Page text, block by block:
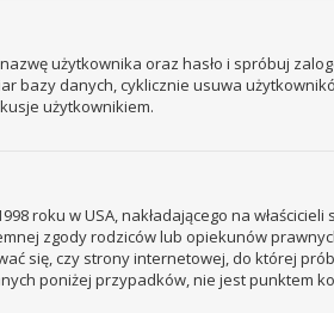
użytkownika oraz hasło i spróbuj
danych, cyklicznie usuwa
użytkownikiem.
roku w USA, nakładającego na
zgody rodziców lub opiekunów
się, czy strony internetowej, do której
poniżej przypadków, nie jest punktem